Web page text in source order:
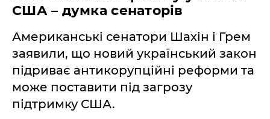
США – думка сенаторів
Американські сенатори Шахін і Грем
заявили, що новий український закон
підриває антикорупційні реформи та
може поставити під загрозу
підтримку США.